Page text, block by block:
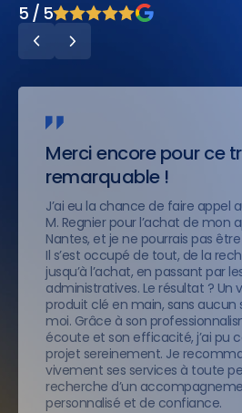
5 / 5
Merci encore pour ce
remarquable !
J’ai eu la chance de faire appel
M. Regnier pour l’achat de mon
Nantes, et je ne pourrais pas
Il s’est occupé de tout, de la
jusqu’à l’achat, en passant par
administratives. Le résultat ? Un
produit clé en main, sans aucun
moi. Grâce à son
écoute et son efficacité, j’ai pu
projet sereinement. Je
vivement ses services à toute
recherche d’un
personnalisé et de confiance.